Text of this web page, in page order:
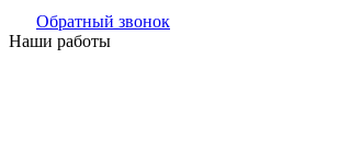
Обратный звонок
Наши работы